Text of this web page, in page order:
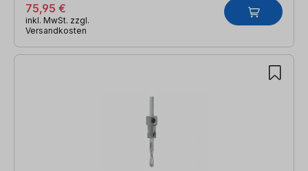
75,95 €
inkl. MwSt. zzgl.
Versandkosten